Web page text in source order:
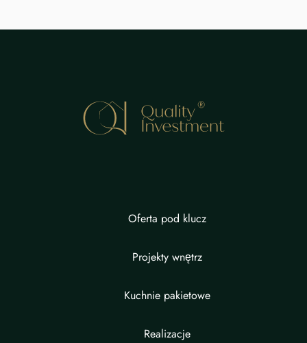
Oferta pod klucz
Projekty wnętrz
Kuchnie pakietowe
Realizacje